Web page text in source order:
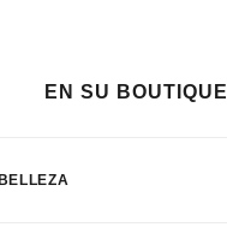
EN SU BOUTIQUE